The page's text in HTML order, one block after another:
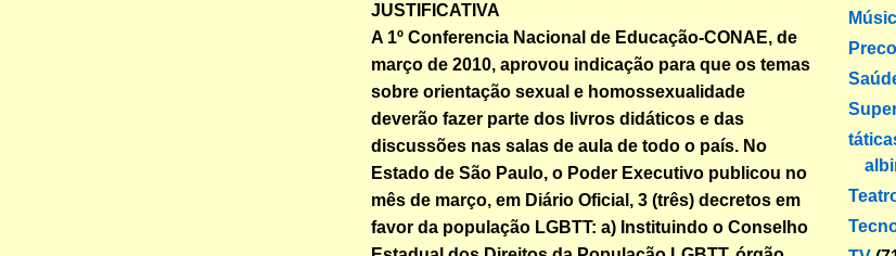
JUSTIFICATIVA
A 1º Conferencia Nacional de Educação-CONAE, de
março de 2010, aprovou indicação para que os temas
sobre orientação sexual e homossexualidade
deverão fazer parte dos livros didáticos e das
discussões nas salas de aula de todo o país. No
Estado de São Paulo, o Poder Executivo publicou no
mês de março, em Diário Oficial, 3 (três) decretos em
favor da população LGBTT: a) Instituindo o Conselho